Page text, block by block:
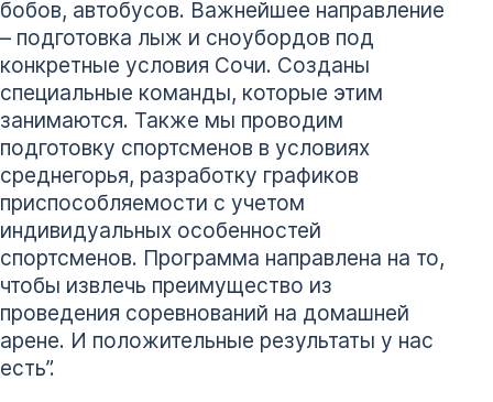
бобов, автобусов. Важнейшее направление
– подготовка лыж и сноубордов под
конкретные условия Сочи. Созданы
специальные команды, которые этим
занимаются. Также мы проводим
подготовку спортсменов в условиях
среднегорья, разработку графиков
приспособляемости с учетом
индивидуальных особенностей
спортсменов. Программа направлена на то,
чтобы извлечь преимущество из
проведения соревнований на домашней
арене. И положительные результаты у нас
есть”.